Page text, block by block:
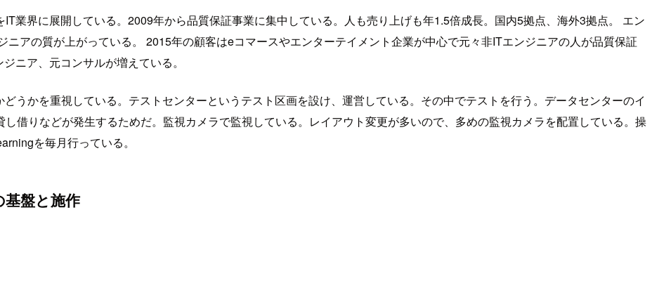
業界に展開している。2009年から品質保証事業に集中している。人も売り上げも年1.5倍成長。国内5拠点、海外3拠点。 エン
アの質が上がっている。 2015年の顧客はeコマースやエンターテイメント企業が中心で元々非ITエンジニアの人が品質保証
ニア、元コンサルが増えている。
うかを重視している。テストセンターというテスト区画を設け、運営している。その中でテストを行う。データセンターのイ
借りなどが発生するためだ。監視カメラで監視している。レイアウト変更が多いので、多めの監視カメラを配置している。操
を毎月行っている。
盤と施作